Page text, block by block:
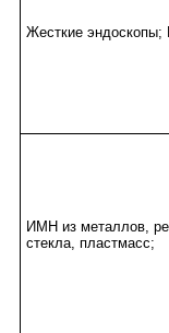
Жесткие эндоскопы;
ИМН из металлов,
стекла, пластмасс;